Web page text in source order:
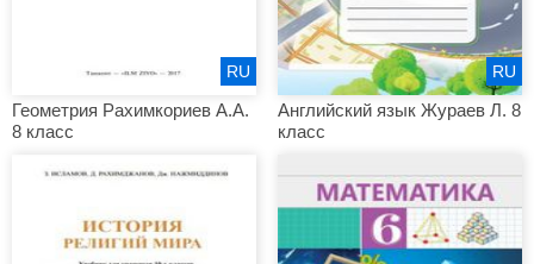
Геометрия Рахимкориев А.А.
8 класс
RU
Английский язык Жураев Л. 8
класс
RU